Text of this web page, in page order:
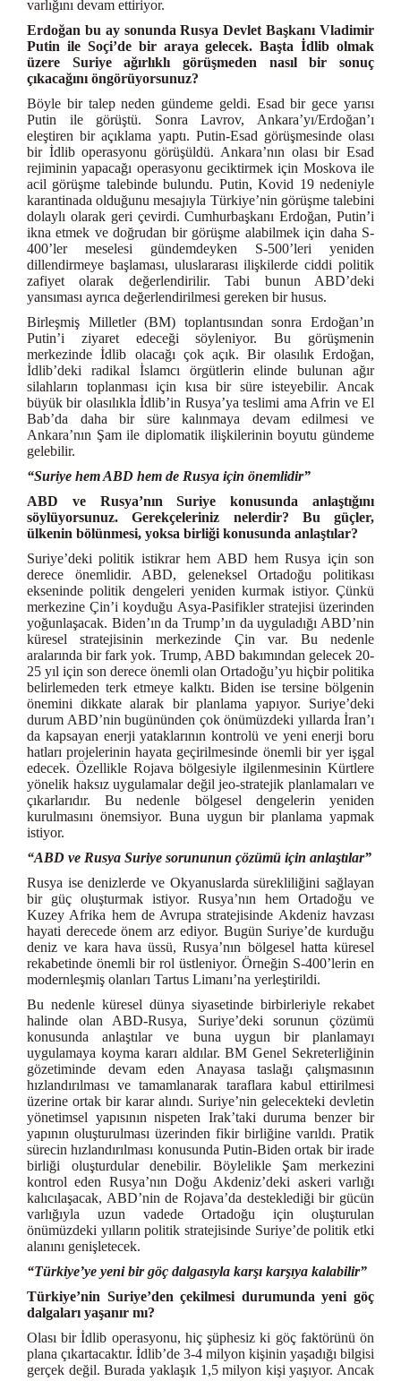
varlığını devam ettiriyor.
Erdoğan bu ay sonunda Rusya Devlet Başkanı Vladimir
Putin ile Soçi’de bir araya gelecek. Başta İdlib olmak
üzere Suriye ağırlıklı görüşmeden nasıl bir sonuç
çıkacağını öngörüyorsunuz?
Böyle bir talep neden gündeme geldi. Esad bir gece yarısı
Putin ile görüştü. Sonra Lavrov, Ankara’yı/Erdoğan’ı
eleştiren bir açıklama yaptı. Putin-Esad görüşmesinde olası
bir İdlib operasyonu görüşüldü. Ankara’nın olası bir Esad
rejiminin yapacağı operasyonu geciktirmek için Moskova ile
acil görüşme talebinde bulundu. Putin, Kovid 19 nedeniyle
karantinada olduğunu mesajıyla Türkiye’nin görüşme talebini
dolaylı olarak geri çevirdi. Cumhurbaşkanı Erdoğan, Putin’i
ikna etmek ve doğrudan bir görüşme alabilmek için daha S-
400’ler meselesi gündemdeyken S-500’leri yeniden
dillendirmeye başlaması, uluslararası ilişkilerde ciddi politik
zafiyet olarak değerlendirilir. Tabi bunun ABD’deki
yansıması ayrıca değerlendirilmesi gereken bir husus.
Birleşmiş Milletler (BM) toplantısından sonra Erdoğan’ın
Putin’i ziyaret edeceği söyleniyor. Bu görüşmenin
merkezinde İdlib olacağı çok açık. Bir olasılık Erdoğan,
İdlib’deki radikal İslamcı örgütlerin elinde bulunan ağır
silahların toplanması için kısa bir süre isteyebilir. Ancak
büyük bir olasılıkla İdlib’in Rusya’ya teslimi ama Afrin ve El
Bab’da daha bir süre kalınmaya devam edilmesi ve
Ankara’nın Şam ile diplomatik ilişkilerinin boyutu gündeme
gelebilir.
“Suriye hem ABD hem de Rusya için önemlidir”
ABD ve Rusya’nın Suriye konusunda anlaştığını
söylüyorsunuz. Gerekçeleriniz nelerdir? Bu güçler,
ülkenin bölünmesi, yoksa birliği konusunda anlaştılar?
Suriye’deki politik istikrar hem ABD hem Rusya için son
derece önemlidir. ABD, geleneksel Ortadoğu politikası
ekseninde politik dengeleri yeniden kurmak istiyor. Çünkü
merkezine Çin’i koyduğu Asya-Pasifikler stratejisi üzerinden
yoğunlaşacak. Biden’ın da Trump’ın da uyguladığı ABD’nin
küresel stratejisinin merkezinde Çin var. Bu nedenle
aralarında bir fark yok. Trump, ABD bakımından gelecek 20-
25 yıl için son derece önemli olan Ortadoğu’yu hiçbir politika
belirlemeden terk etmeye kalktı. Biden ise tersine bölgenin
önemini dikkate alarak bir planlama yapıyor. Suriye’deki
durum ABD’nin bugününden çok önümüzdeki yıllarda İran’ı
da kapsayan enerji yataklarının kontrolü ve yeni enerji boru
hatları projelerinin hayata geçirilmesinde önemli bir yer işgal
edecek. Özellikle Rojava bölgesiyle ilgilenmesinin Kürtlere
yönelik haksız uygulamalar değil jeo-stratejik planlamaları ve
çıkarlarıdır. Bu nedenle bölgesel dengelerin yeniden
kurulmasını önemsiyor. Buna uygun bir planlama yapmak
istiyor.
“ABD ve Rusya Suriye sorununun çözümü için anlaştılar”
Rusya ise denizlerde ve Okyanuslarda sürekliliğini sağlayan
bir güç oluşturmak istiyor. Rusya’nın hem Ortadoğu ve
Kuzey Afrika hem de Avrupa stratejisinde Akdeniz havzası
hayati derecede önem arz ediyor. Bugün Suriye’de kurduğu
deniz ve kara hava üssü, Rusya’nın bölgesel hatta küresel
rekabetinde önemli bir rol üstleniyor. Örneğin S-400’lerin en
modernleşmiş olanları Tartus Limanı’na yerleştirildi.
Bu nedenle küresel dünya siyasetinde birbirleriyle rekabet
halinde olan ABD-Rusya, Suriye’deki sorunun çözümü
konusunda anlaştılar ve buna uygun bir planlamayı
uygulamaya koyma kararı aldılar. BM Genel Sekreterliğinin
gözetiminde devam eden Anayasa taslağı çalışmasının
hızlandırılması ve tamamlanarak taraflara kabul ettirilmesi
üzerine ortak bir karar alındı. Suriye’nin gelecekteki devletin
yönetimsel yapısının nispeten Irak’taki duruma benzer bir
yapının oluşturulması üzerinden fikir birliğine varıldı. Pratik
sürecin hızlandırılması konusunda Putin-Biden ortak bir irade
birliği oluşturdular denebilir. Böylelikle Şam merkezini
kontrol eden Rusya’nın Doğu Akdeniz’deki askeri varlığı
kalıcılaşacak, ABD’nin de Rojava’da desteklediği bir gücün
varlığıyla uzun vadede Ortadoğu için oluşturulan
önümüzdeki yılların politik stratejisinde Suriye’de politik etki
alanını genişletecek.
“Türkiye’ye yeni bir göç dalgasıyla karşı karşıya kalabilir”
Türkiye’nin Suriye’den çekilmesi durumunda yeni göç
dalgaları yaşanır mı?
Olası bir İdlib operasyonu, hiç şüphesiz ki göç faktörünü ön
plana çıkartacaktır. İdlib’de 3-4 milyon kişinin yaşadığı bilgisi
gerçek değil. Burada yaklaşık 1,5 milyon kişi yaşıyor. Ancak